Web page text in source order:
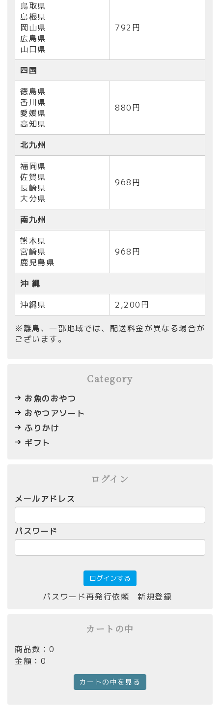
鳥取県
島根県
岡山県
広島県
山口県
792円
四国
徳島県
香川県
愛媛県
高知県
880円
北九州
福岡県
佐賀県
長崎県
大分県
968円
南九州
熊本県
宮崎県
鹿児島県
968円
沖 縄
沖縄県
2,200円
※離島、一部地域では、配送料金が異なる場合が
ございます。
Category
お魚のおやつ
おやつアソート
ふりかけ
ギフト
ログイン
メールアドレス
パスワード
パスワード再発行依頼 新規登録
カートの中
商品数：0
金額：0
カートの中を見る